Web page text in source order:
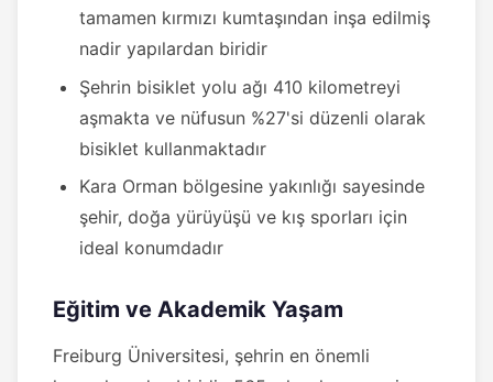
tamamen kırmızı kumtaşından inşa edilmiş
nadir yapılardan biridir
Şehrin bisiklet yolu ağı 410 kilometreyi
aşmakta ve nüfusun %27'si düzenli olarak
bisiklet kullanmaktadır
Kara Orman bölgesine yakınlığı sayesinde
şehir, doğa yürüyüşü ve kış sporları için
ideal konumdadır
Eğitim ve Akademik Yaşam
Freiburg Üniversitesi, şehrin en önemli